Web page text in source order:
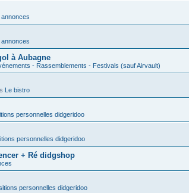
annonces
annonces
à Aubagne
- Rassemblements - Festivals (sauf Airvault)
Le bistro
personnelles didgeridoo
personnelles didgeridoo
+ Ré didgshop
personnelles didgeridoo